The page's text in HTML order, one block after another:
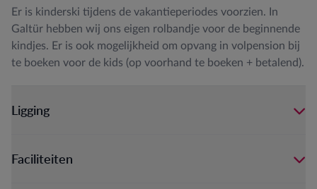
Er is kinderski tijdens de vakantieperiodes voorzien. In
Galtür hebben wij ons eigen rolbandje voor de beginnende
kindjes. Er is ook mogelijkheid om opvang in volpension bij
te boeken voor de kids (op voorhand te boeken + betalend).
Ligging
Faciliteiten